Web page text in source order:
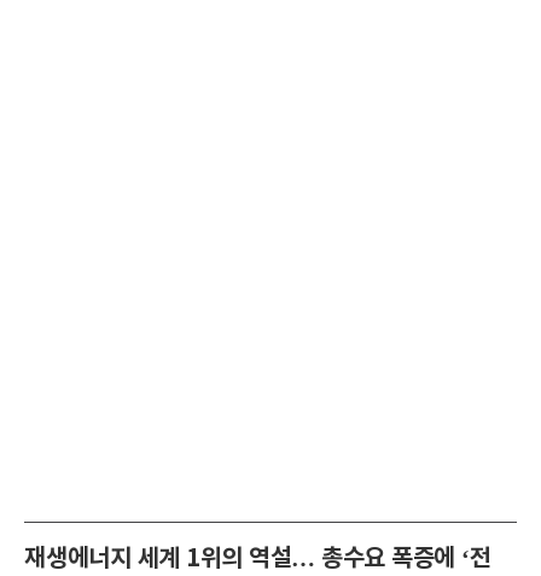
재생에너지 세계 1위의 역설… 총수요 폭증에 ‘전